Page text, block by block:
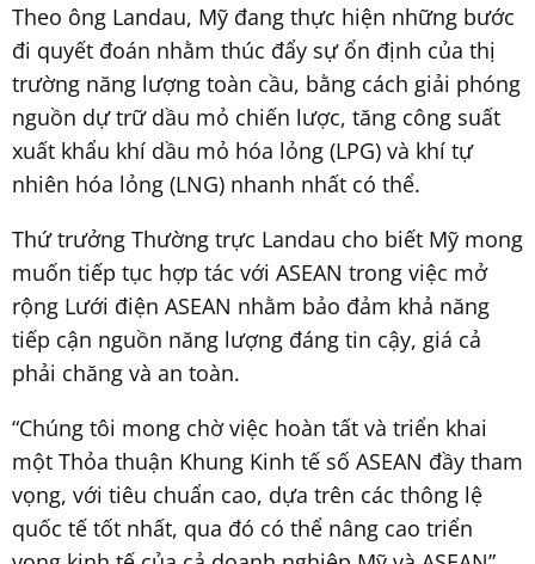
Theo ông Landau, Mỹ đang thực hiện những bước
đi quyết đoán nhằm thúc đẩy sự ổn định của thị
trường năng lượng toàn cầu, bằng cách giải phóng
nguồn dự trữ dầu mỏ chiến lược, tăng công suất
xuất khẩu khí dầu mỏ hóa lỏng (LPG) và khí tự
nhiên hóa lỏng (LNG) nhanh nhất có thể.
Thứ trưởng Thường trực Landau cho biết Mỹ mong
muốn tiếp tục hợp tác với ASEAN trong việc mở
rộng Lưới điện ASEAN nhằm bảo đảm khả năng
tiếp cận nguồn năng lượng đáng tin cậy, giá cả
phải chăng và an toàn.
“Chúng tôi mong chờ việc hoàn tất và triển khai
một Thỏa thuận Khung Kinh tế số ASEAN đầy tham
vọng, với tiêu chuẩn cao, dựa trên các thông lệ
quốc tế tốt nhất, qua đó có thể nâng cao triển